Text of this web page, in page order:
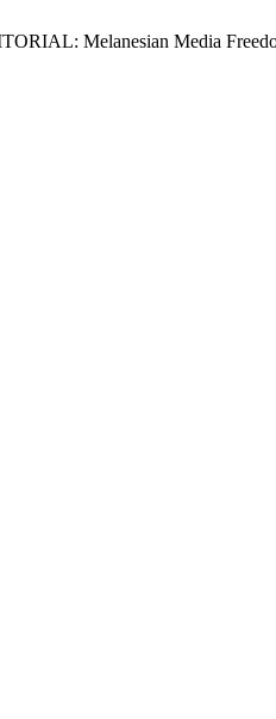
Melanesian Media